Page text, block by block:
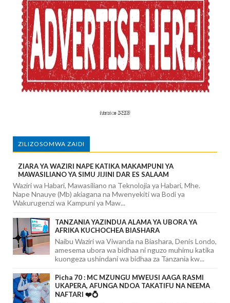
ZILIZOSOMWA ZAIDI
ZIARA YA WAZIRI NAPE KATIKA MAKAMPUNI YA
MAWASILIANO YA SIMU JIJINI DAR ES SALAAM
Waziri wa Habari, Mawasiliano na Teknolojia ya Habari, Mhe.
Nape Nnauye (Mb) akiagana na Mwenyekiti wa Bodi ya
Wakurugenzi wa Kampuni ya Maw...
TANZANIA YAZINDUA ALAMA YA UBORA YA
AFRIKA KUCHOCHEA BIASHARA
Naibu Waziri wa Viwanda na Biashara, Denis Londo,
amesema ubora wa bidhaa ni nguzo muhimu katika
kuongeza ushindani wa bidhaa za Tanzania kw...
Picha 70 : MC MZUNGU MWEUSI AAGA RASMI
UKAPERA, AFUNGA NDOA TAKATIFU NA NEEMA
NAFTARI ❤️💍